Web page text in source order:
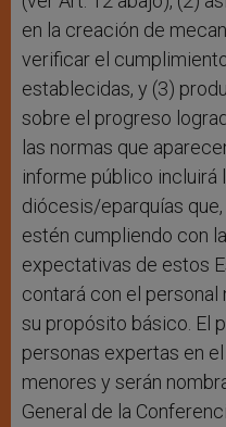
en la creación de
verificar el
establecidas, y (3)
sobre el progreso
las normas que
informe público incluirá
diócesis/eparquías
estén cumpliendo con
expectativas de estos
contará con el
su propósito básico. El
personas expertas en
menores y serán
General de la